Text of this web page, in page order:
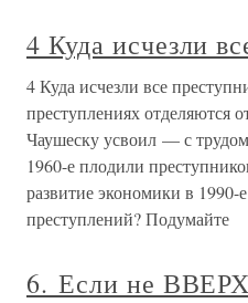
4 Куда исчезли
4 Куда исчезли все
преступлениях отделяются
Чаушеску усвоил — с
1960-е плодили
развитие экономики в 1990-
преступлений? Подумайте
6. Если не